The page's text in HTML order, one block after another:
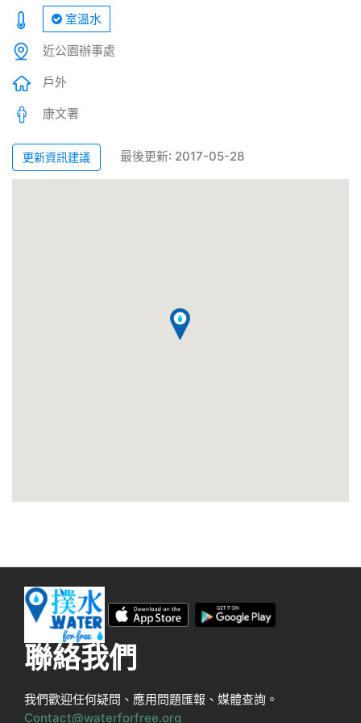
室溫水
近公園辦事處
戶外
康文署
更新資訊建議 最後更新: 2017-05-28
聯絡我們
我們歡迎任何疑問、應用問題匯報、媒體查詢。
Contact@waterforfree.org